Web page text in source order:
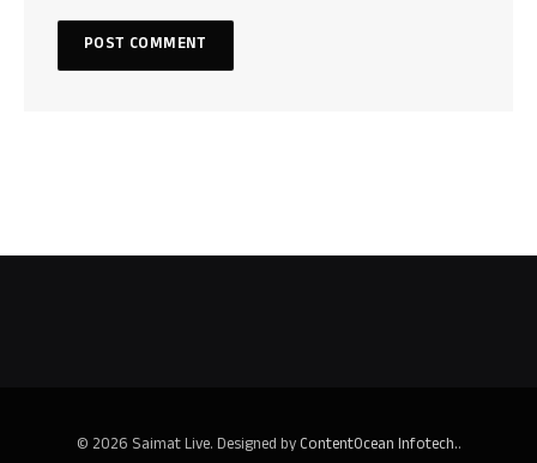
© 2026 Saimat Live. Designed byContentOcean Infotech..